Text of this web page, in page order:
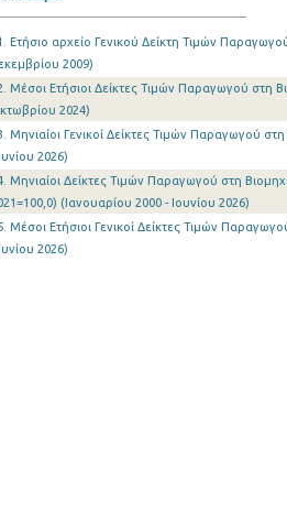
Ετήσιο αρχείο Γενικού Δείκτη Τιμών
2009)
Μέσοι Ετήσιοι Δείκτες Τιμών Παραγωγού στη
2024)
Μηνιαίοι Γενικοί Δείκτες Τιμών Παραγωγού
2026)
Μηνιαίοι Δείκτες Τιμών Παραγωγού στη
(Ιανουαρίου 2000 - Ιουνίου 2026)
Μέσοι Ετήσιοι Γενικοί Δείκτες Τιμών
2026)